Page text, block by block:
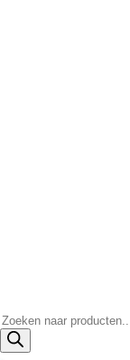
Producten
zoeken